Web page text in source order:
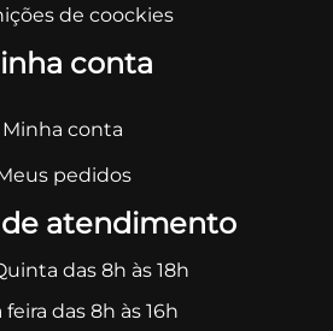
de coockies
conta
Minha conta
pedidos
atendimento
das 8h às 18h
feira das 8h às 16h